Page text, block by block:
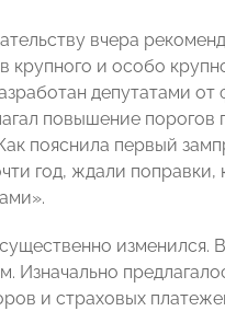
вчера
крупного и особо
депутатами
повышение
пояснила первый
год, ждали
изменился.
Изначально
и страховых